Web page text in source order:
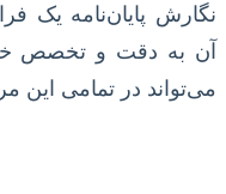
نگارش پایان‌نامه یک
آن به دقت و تخصص
می‌تواند در تمامی این